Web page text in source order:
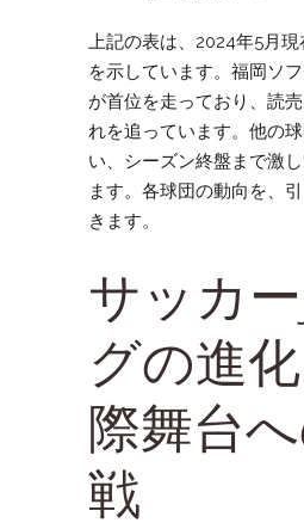
上記の表は、2024年5月
を示しています。福岡ソ
が首位を走っており、読
れを追っています。他の
い、シーズン終盤まで激
ます。各球団の動向を、
きます。
サッカ
グの進
際舞台
戦